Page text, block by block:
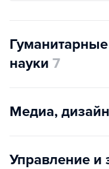
науки 7
Медиа,
Управление и